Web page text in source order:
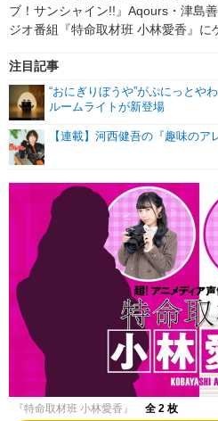
ブ！サンシャイン!!』Aqours・津島
ジオ番組『特命取材班 小林愛香』に
注目記事
“おにぎりぼうや”がぷにっとや
ルームライトが新登場
【連載】河西健吾の『趣味のア
『特命取材班 小林愛香』 全 2 枚